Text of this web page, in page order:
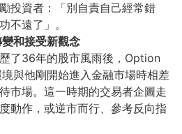
投資者：「別自責自己經常錯
不遠了」。
和接受新觀念
了36年的股市風雨後，Option
與他剛開始進入金融市場時相差
市場。這一時期的交易者企圖走
動作，或逆市而行、參考反向指